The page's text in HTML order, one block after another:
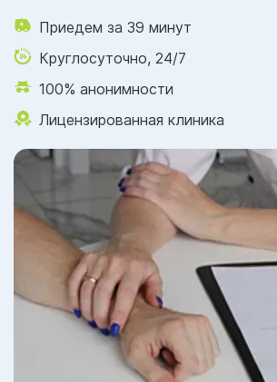
Приедем за 39 минут
Круглосуточно, 24/7
100% анонимности
Лицензированная клиника